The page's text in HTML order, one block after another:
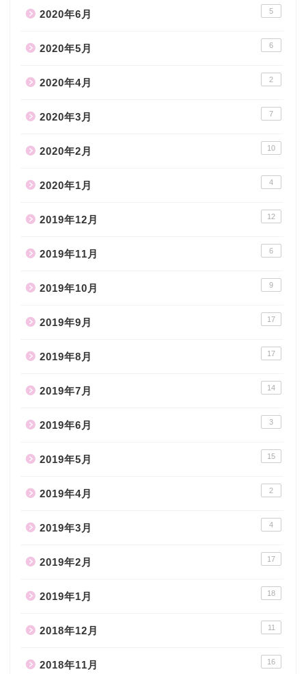
2020年6月 5
2020年5月 6
2020年4月 2
2020年3月 7
2020年2月 10
2020年1月 4
2019年12月 12
2019年11月 6
2019年10月 9
2019年9月 17
2019年8月 17
2019年7月 14
2019年6月 3
2019年5月 15
2019年4月 2
2019年3月 4
2019年2月 17
2019年1月 18
2018年12月 11
2018年11月 16